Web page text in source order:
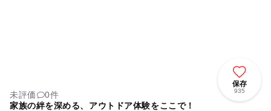
保存
935
未評価
0件
家族の絆を深める、アウトドア体験をここで！